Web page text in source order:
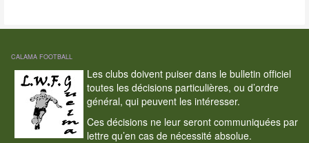
CALAMA FOOTBALL
Les clubs doivent puiser dans le bulletin officiel
toutes les décisions particulières, ou d’ordre
général, qui peuvent les intéresser.
Ces décisions ne leur seront communiquées par
lettre qu’en cas de nécessité absolue.